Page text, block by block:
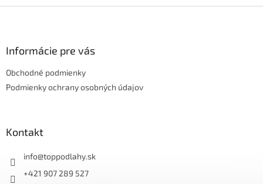
Informácie pre vás
Obchodné podmienky
Podmienky ochrany osobných údajov
Kontakt
info@toppodlahy.sk
+421 907 289 527